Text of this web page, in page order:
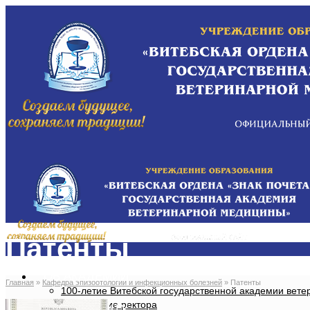
ОБ АКАДЕМИИ
100-летие Витебской государственной академии
Приветствие ректора
Патенты
Главная » Кафедра эпизоотологии и инфекционных болезней » Патенты